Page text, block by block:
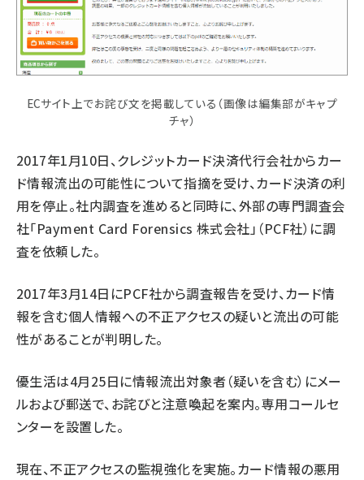
ECサイト上でお詫び文を掲載している（画像は編集部がキャプ
チャ）
2017年1月10日、クレジットカード決済代行会社からカー
ド情報流出の可能性について指摘を受け、カード決済の利
用を停止。社内調査を進めると同時に、外部の専門調査会
社「Payment Card Forensics 株式会社」（PCF社）に調
査を依頼した。
2017年3月14日にPCF社から調査報告を受け、カード情
報を含む個人情報への不正アクセスの疑いと流出の可能
性があることが判明した。
優生活は4月25日に情報流出対象者（疑いを含む）にメー
ルおよび郵送で、お詫びと注意喚起を案内。専用コールセ
ンターを設置した。
現在、不正アクセスの監視強化を実施。カード情報の悪用